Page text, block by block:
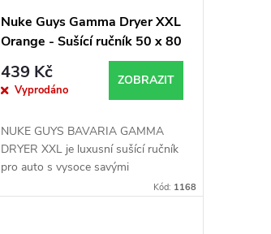
Nuke Guys Gamma Dryer XXL
Orange - Sušící ručník 50 x 80
cm (1400GSM)
439 Kč
Vyprodáno
ZOBRAZIT
NUKE GUYS BAVARIA GAMMA
DRYER XXL je luxusní sušící ručník
pro auto s vysoce savými
zakroucenými mikrovlákny, kteréKód: 1168